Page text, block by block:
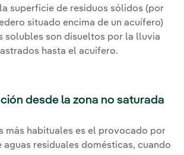
superficie de residuos sólidos (por
situado encima de un acuífero)
solubles son disueltos por la lluvia
hasta el acuífero.
desde la zona no saturada
más habituales es el provocado por
aguas residuales domésticas, cuando